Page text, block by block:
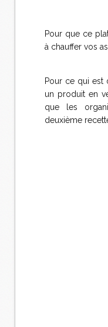
Pour que ce
à chauffer vos
Pour ce qui est
un produit en
que les
deuxième